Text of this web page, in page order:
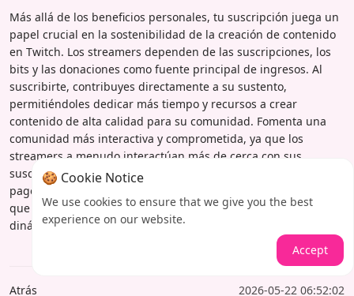
Más allá de los beneficios personales, tu suscripción juega un
papel crucial en la sostenibilidad de la creación de contenido
en Twitch. Los streamers dependen de las suscripciones, los
bits y las donaciones como fuente principal de ingresos. Al
suscribirte, contribuyes directamente a su sustento,
permitiéndoles dedicar más tiempo y recursos a crear
contenido de alta calidad para su comunidad. Fomenta una
comunidad más interactiva y comprometida, ya que los
streamers a menudo interactúan más de cerca con sus
suscriptores. Tu apoyo, ya sea a través de Prime Gaming o un
pago directo, impulsa directamente la pasión y la creatividad
que hacen que la plataforma Twitch sea tan vibrante y
dinámica.
Atrás 2026-05-22 06:52:02
🍪 Cookie Notice
We use cookies to ensure that we give you the best
experience on our website.
Accept